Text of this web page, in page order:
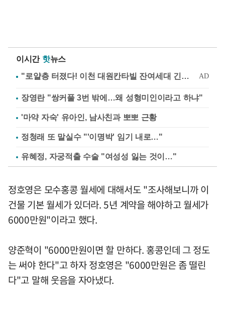
이시간 핫뉴스
장영란 "쌍커풀 3번 밖에…왜 성형미인이라고 하냐"
'마약 자숙' 유아인, 남사친과 뽀뽀 근황
정청래 또 말실수 "'이명박' 임기 내로…"
유혜정, 자궁적출 수술 "여성성 잃는 것이…"
정호영은 모수홍콩 월세에 대해서도 "조사해보니까 이
건물 기본 월세가 있더라. 5년 계약을 해야하고 월세가
6000만원"이라고 했다.
양준혁이 "6000만원이면 할 만하다. 홍콩인데 그 정도
는 써야 한다"고 하자 정호영은 "6000만원은 좀 떨린
다"고 말해 웃음을 자아냈다.